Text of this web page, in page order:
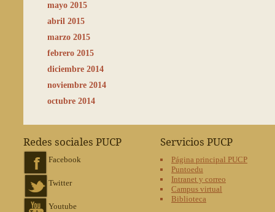
mayo 2015
abril 2015
marzo 2015
febrero 2015
diciembre 2014
noviembre 2014
octubre 2014
Redes sociales PUCP
Facebook
Twitter
Youtube
Servicios PUCP
Página principal PUCP
Puntoedu
Intranet y correo
Campus virtual
Biblioteca